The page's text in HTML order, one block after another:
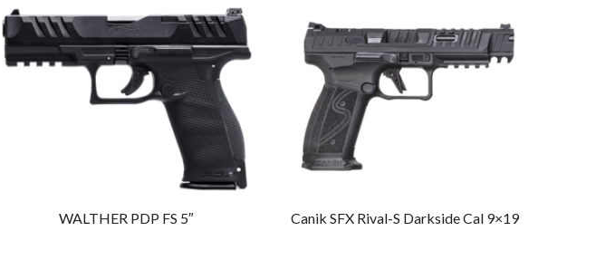
WALTHER PDP FS 5″ Canik SFX Rival-S Darkside Cal 9×19